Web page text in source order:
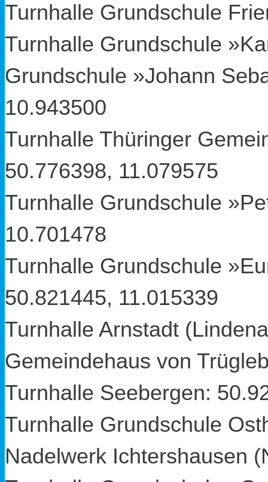
Turnhalle Grundschule
Turnhalle Grundschule
Grundschule »Johann
10.943500
Turnhalle Thüringer
50.776398, 11.079575
Turnhalle Grundschule
10.701478
Turnhalle Grundschule
50.821445, 11.015339
Turnhalle Arnstadt
Gemeindehaus von
Turnhalle Seebergen:
Turnhalle Grundschule
Nadelwerk Ichtershausen